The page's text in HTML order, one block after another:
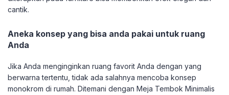
cantik.
Aneka konsep yang bisa anda pakai untuk ruang
Anda
Jika Anda menginginkan ruang favorit Anda dengan yang
berwarna tertentu, tidak ada salahnya mencoba konsep
monokrom di rumah. Ditemani dengan Meja Tembok Minimalis